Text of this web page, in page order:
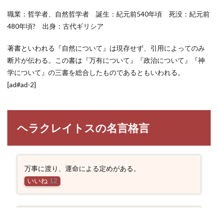
職業：哲学者、自然哲学者 誕生：紀元前540年頃 死没：紀元前
480年頃? 出身：古代ギリシア
著書といわれる『自然について』は現存せず、引用によってのみ
断片が伝わる。この書は『万有について』『政治について』『神
学について』の三書を総合したものであるともいわれる。
[ad#ad-2]
ヘラクレイトスの名言格言
万事に渡り、運命による定めがある。
いいね 12